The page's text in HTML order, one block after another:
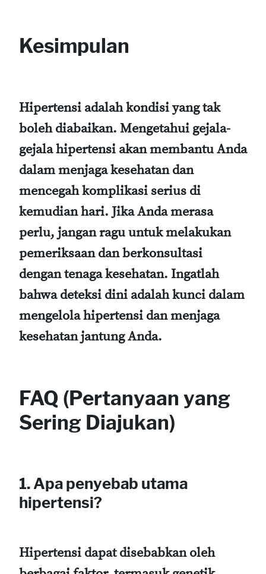
Kesimpulan
Hipertensi adalah kondisi yang tak
boleh diabaikan. Mengetahui gejala-
gejala hipertensi akan membantu Anda
dalam menjaga kesehatan dan
mencegah komplikasi serius di
kemudian hari. Jika Anda merasa
perlu, jangan ragu untuk melakukan
pemeriksaan dan berkonsultasi
dengan tenaga kesehatan. Ingatlah
bahwa deteksi dini adalah kunci dalam
mengelola hipertensi dan menjaga
kesehatan jantung Anda.
FAQ (Pertanyaan yang
Sering Diajukan)
1. Apa penyebab utama
hipertensi?
Hipertensi dapat disebabkan oleh